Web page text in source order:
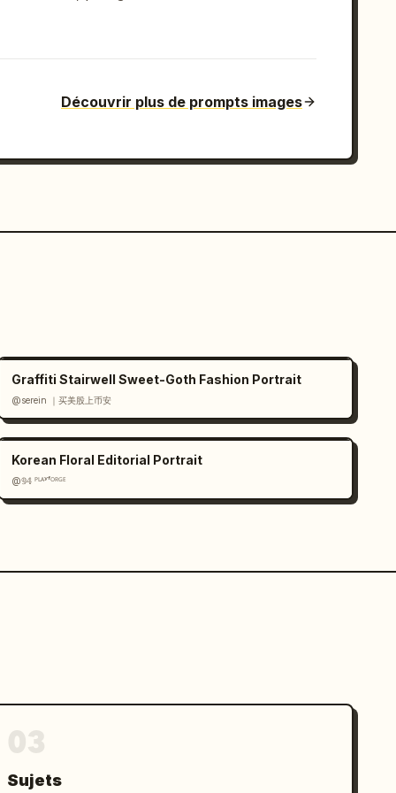
Découvrir plus de prompts images
Graffiti Stairwell Sweet-Goth Fashion Portrait
@serein ｜买美股上币安
Korean Floral Editorial Portrait
@𝟡𝟜 ᴾᴸᴬʸᶠᴼᴿᴳᴱ
Sujets